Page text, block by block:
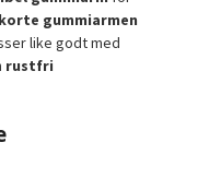
korte gummiarmen
like godt med
rustfri